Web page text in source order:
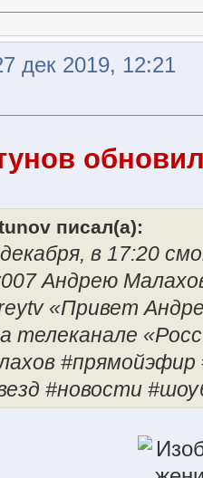
дек 2019, 12:21
писал(а):
в 17:20
Андрею
«Привет
телеканале
#новости